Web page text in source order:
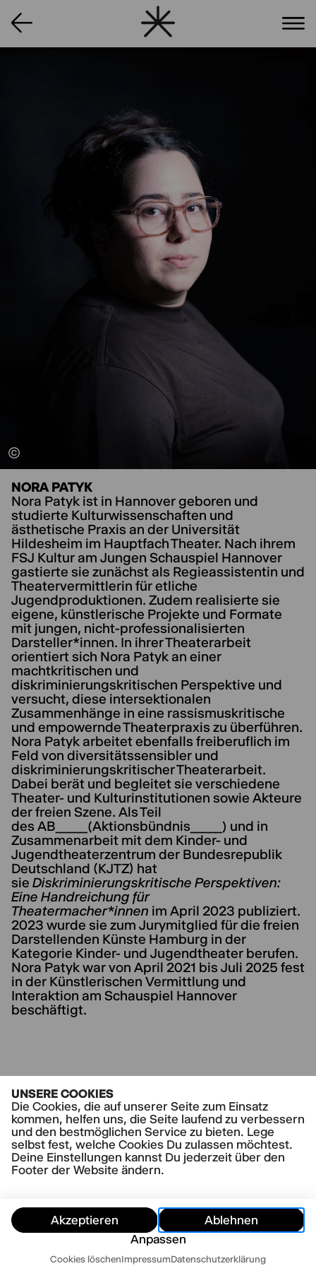
UNSERE COOKIES
Die Cookies, die auf unserer Seite zum Einsatz
kommen, helfen uns, die Seite laufend zu verbessern
und den bestmöglichen Service zu bieten. Lege
selbst fest, welche Cookies Du zulassen möchtest.
Deine Einstellungen kannst Du jederzeit über den
Footer der Website ändern.
Akzeptieren
Ablehnen
Anpassen
Cookies löschenImpressumDatenschutzerklärung
Termine
NORA PATYK
Nora Patyk ist in Hannover geboren und
studierte Kulturwissenschaften und
ästhetische Praxis an der Universität
Hildesheim im Hauptfach Theater. Nach ihrem
FSJ Kultur am Jungen Schauspiel Hannover
gastierte sie zunächst als Regieassistentin und
Theatervermittlerin für etliche
Jugendproduktionen. Zudem realisierte sie
eigene, künstlerische Projekte und Formate
mit jungen, nicht-professionalisierten
Darsteller*innen. In ihrer Theaterarbeit
orientiert sich Nora Patyk an einer
machtkritischen und
diskriminierungskritischen Perspektive und
versucht, diese intersektionalen
Zusammenhänge in eine rassismuskritische
und empowernde Theaterpraxis zu überführen.
Nora Patyk arbeitet ebenfalls freiberuflich im
Feld von diversitätssensibler und
diskriminierungskritischer Theaterarbeit.
Dabei berät und begleitet sie verschiedene
Theater- und Kulturinstitutionen sowie Akteure
der freien Szene. Als Teil
des AB_____(Aktionsbündnis_____) und in
Zusammenarbeit mit dem Kinder- und
Jugendtheaterzentrum der Bundesrepublik
Deutschland (KJTZ) hat
sie Diskriminierungskritische Perspektiven:
Eine Handreichung für
Theatermacher*innen im April 2023 publiziert.
2023 wurde sie zum Jurymitglied für die freien
Darstellenden Künste Hamburg in der
Kategorie Kinder- und Jugendtheater berufen.
Nora Patyk war von April 2021 bis Juli 2025 fest
in der Künstlerischen Vermittlung und
Interaktion am Schauspiel Hannover
beschäftigt.
AKTUELLE STÜCKE
Heute Nacht um 03.34 Uhr